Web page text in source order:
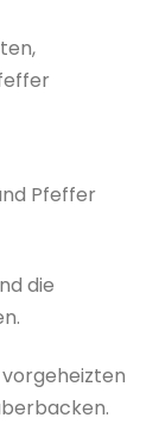
Pfeffer
die